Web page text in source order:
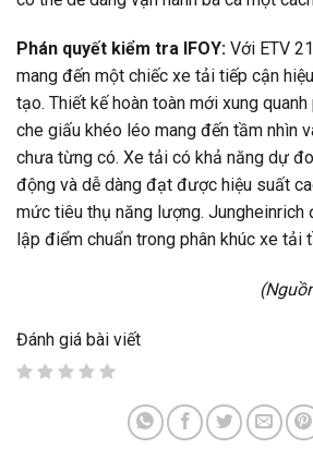
Phán quyết kiểm tra IFOY: Với ETV
mang đến một chiếc xe tải tiếp cận
tạo. Thiết kế hoàn toàn mới xung
che giấu khéo léo mang đến tầm nhìn
chưa từng có. Xe tải có khả năng dự
động và dễ dàng đạt được hiệu suất
mức tiêu thụ năng lượng. Jungheinrich
lập điểm chuẩn trong phân khúc xe tải
Đánh giá bài viết